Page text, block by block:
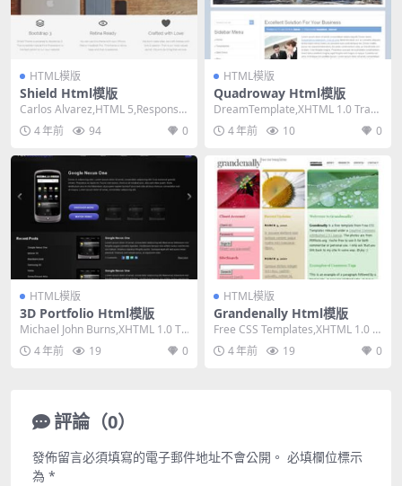
HTML模版
Shield Html模版
Carlos Alvarez,HTML 5,Responsiv
e, Mixed ...
4 年前 94 0
HTML模版
Quadroway Html模版
DreamTemplate,XHTML 1.0 Trans
itional,Fix...
4 年前 10 0
HTML模版
3D Portfolio Html模版
Michael John Burns,XHTML 1.0 Tr
ansitiona...
4 年前 19 0
HTML模版
Grandenally Html模版
Free CSS Templates,XHTML 1.0 St
rict,Fixe...
4 年前 19 0
評論（0）
發佈留言必須填寫的電子郵件地址不會公開。 必填欄位標示
為 *